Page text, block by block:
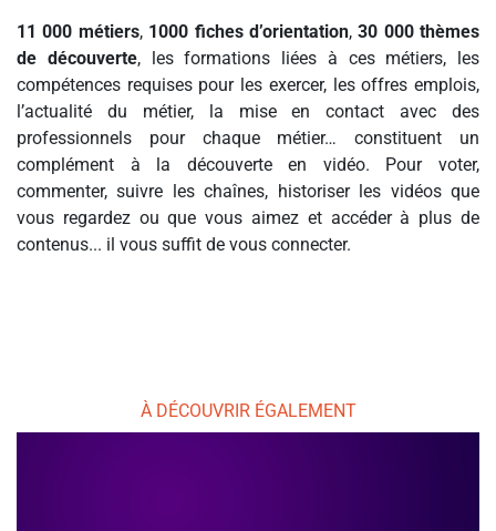
11 000 métiers, 1000 fiches d’orientation,30 000 thèmes
de découverte, les formations liées à ces métiers, les
compétences requises pour les exercer, les offres emplois,
l’actualité du métier, la mise en contact avec des
professionnels pour chaque métier… constituent un
complément à la découverte en vidéo. Pour voter,
commenter, suivre les chaînes, historiser les vidéos que
vous regardez ou que vous aimez et accéder à plus de
contenus... il vous suffit de vous connecter.
À DÉCOUVRIR ÉGALEMENT